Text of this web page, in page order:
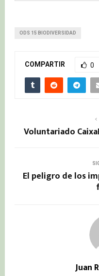
ODS 15 BIODIVERSIDAD
COMPARTIR 0
Voluntariado
El peligro de los
Juan